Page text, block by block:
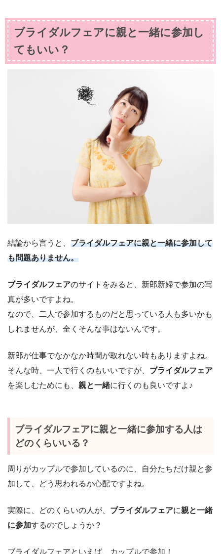
ブライダルフェアに親と一緒に参加し
てもいい？
結論から言うと、 ブライダルフェアに親と一緒に参加して
も問題ありません。
ブライダルフェアのサイトをみると、新郎新婦で参加の写
真が多いですよね。
なので、二人で参加するものだと思っている人も多いかも
しれませんが、全くそんな事はないんです。
新郎が仕事でなかなか時間が取れない時もありますよね。
そんな時、一人で行くのもいいですが、 ブライダルフェア
を楽しむためにも、 親と一緒に行くのも良いですよ♪
ブライダルフェアに親と一緒に参加する人は
どのくらいいる？
周りがカップルで参加しているのに、自分たちだけ親と参
加して、どう思われるか心配ですよね。
実際に、どのくらいの人が、 ブライダルフェアに親と一緒
に参加するのでしょうか？
ブライダルフェアといえば、カップルで参加！